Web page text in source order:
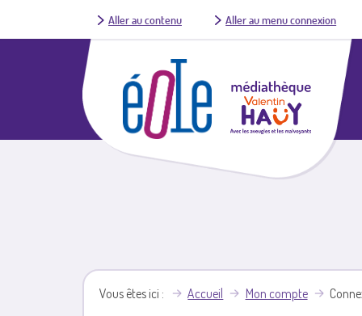
Aller au contenu Aller au menu connexion
Vous êtes ici Accueil Mon compte